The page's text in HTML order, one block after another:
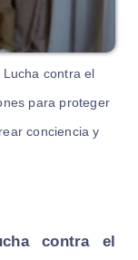
contra el
para proteger
conciencia y
contra el